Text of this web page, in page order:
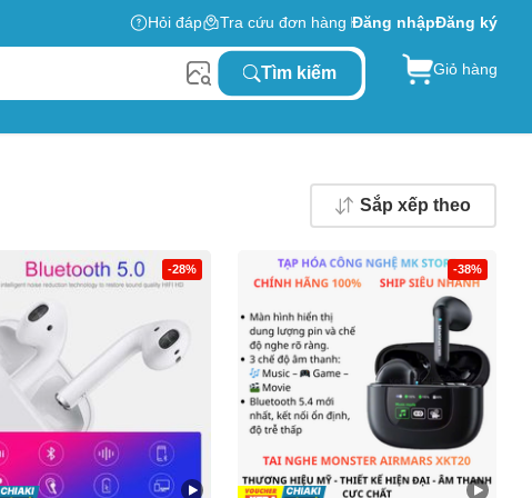
Hỏi đáp Tra cứu đơn hàng Đăng nhậpĐăng ký
Tìm kiếm Giỏ hàng
Sắp xếp theo
-28% -38%